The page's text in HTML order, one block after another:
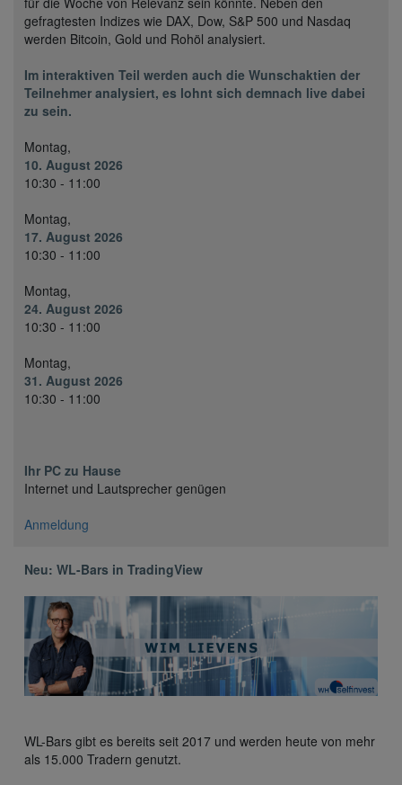
gefragtesten Indizes wie DAX, Dow, S&P 500 und Nasdaq
werden Bitcoin, Gold und Rohöl analysiert.
Im interaktiven Teil werden auch die Wunschaktien der
Teilnehmer analysiert, es lohnt sich demnach live dabei
zu sein.
Montag,
10. August 2026
10:30 - 11:00
Montag,
17. August 2026
10:30 - 11:00
Montag,
24. August 2026
10:30 - 11:00
Montag,
31. August 2026
10:30 - 11:00
Ihr PC zu Hause
Internet und Lautsprecher genügen
Anmeldung
Neu: WL-Bars in TradingView
WL-Bars gibt es bereits seit 2017 und werden heute von mehr
als 15.000 Tradern genutzt.